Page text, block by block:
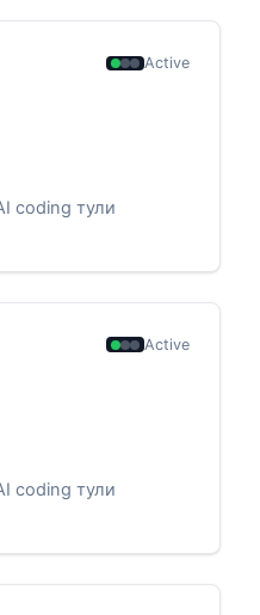
Active
coding тули
Active
coding тули